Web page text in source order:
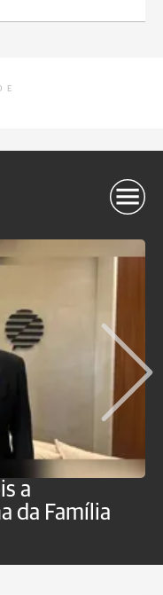
a
da Família